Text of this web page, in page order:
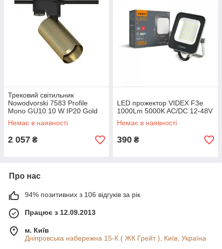
Трековий світильник
Nowodvorski 7583 Profile
Mono GU10 10 W IP20 Gold
Немає в наявності
2 057 ₴
LED прожектор VIDEX F3e
1000Lm 5000K AC/DC 12-48V
Немає в наявності
390 ₴
Про нас
94% позитивних з 106 відгуків за рік
Працює з 12.09.2013
м. Київ
Дніпровська набережна 15-К ( ЖК Грейт ), Київ, Україна